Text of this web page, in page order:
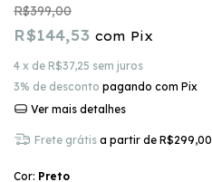
R$399,00
R$144,53 com Pix
4 x de R$37,25 sem juros
3% de desconto pagando com Pix
Ver mais detalhes
Frete grátis a partir de R$299,00
Cor: Preto